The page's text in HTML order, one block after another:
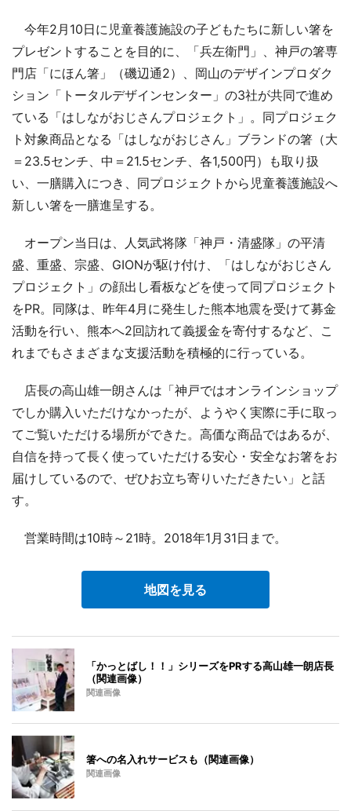
今年2月10日に児童養護施設の子どもたちに新しい箸を
プレゼントすることを目的に、「兵左衛門」、神戸の箸専
門店「にほん箸」（磯辺通2）、岡山のデザインプロダク
ション「トータルデザインセンター」の3社が共同で進め
ている「はしながおじさんプロジェクト」。同プロジェク
ト対象商品となる「はしながおじさん」ブランドの箸（大
＝23.5センチ、中＝21.5センチ、各1,500円）も取り扱
い、一膳購入につき、同プロジェクトから児童養護施設へ
新しい箸を一膳進呈する。
オープン当日は、人気武将隊「神戸・清盛隊」の平清
盛、重盛、宗盛、GIONが駆け付け、「はしながおじさん
プロジェクト」の顔出し看板などを使って同プロジェクト
をPR。同隊は、昨年4月に発生した熊本地震を受けて募金
活動を行い、熊本へ2回訪れて義援金を寄付するなど、こ
れまでもさまざまな支援活動を積極的に行っている。
店長の高山雄一朗さんは「神戸ではオンラインショップ
でしか購入いただけなかったが、ようやく実際に手に取っ
てご覧いただける場所ができた。高価な商品ではあるが、
自信を持って長く使っていただける安心・安全なお箸をお
届けしているので、ぜひお立ち寄りいただきたい」と話
す。
営業時間は10時～21時。2018年1月31日まで。
地図を見る
「かっとばし！！」シリーズをPRする高山雄一朗店長
（関連画像）
関連画像
箸への名入れサービスも（関連画像）
関連画像